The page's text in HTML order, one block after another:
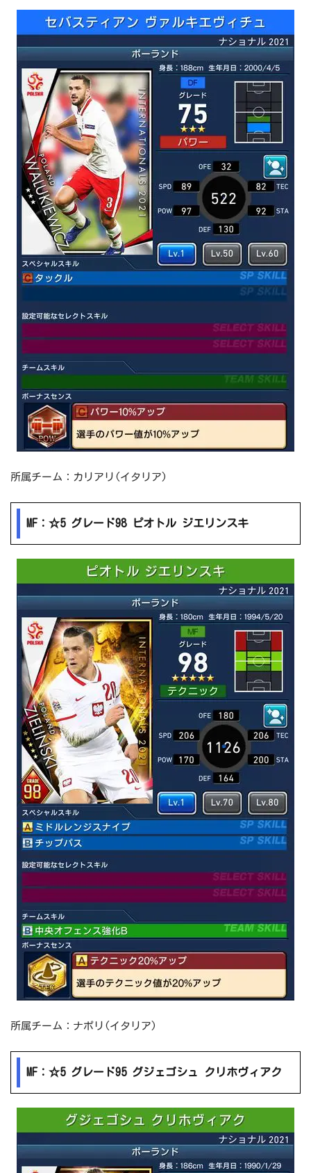
所属チーム：カリアリ(イタリア)
MF：☆5 グレード98 ピオトル ジエリンスキ
所属チーム：ナポリ(イタリア)
MF：☆5 グレード95 グジェゴシュ クリホヴィアク